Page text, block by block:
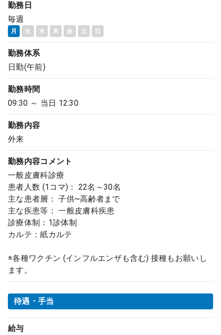
勤務日
毎週
月 火 水 木 金 土 日
勤務体系
日勤(午前)
勤務時間
09:30 ～ 当日 12:30
勤務内容
外来
勤務内容コメント
一般皮膚科診療
患者人数 (1コマ)： 22名～30名
主な患者層： 子供~高齢者まで
主な疾患等： 一般皮膚科疾患
診療体制：1診体制
カルテ：紙カルテ
※各種ワクチン (インフルエンザも含む) 接種もお願いし
ます。
待遇・手当
給与